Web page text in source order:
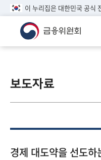
이 누리집은 대한민국 공식
린
이알
참
보도자료
경제 대도약을 선도